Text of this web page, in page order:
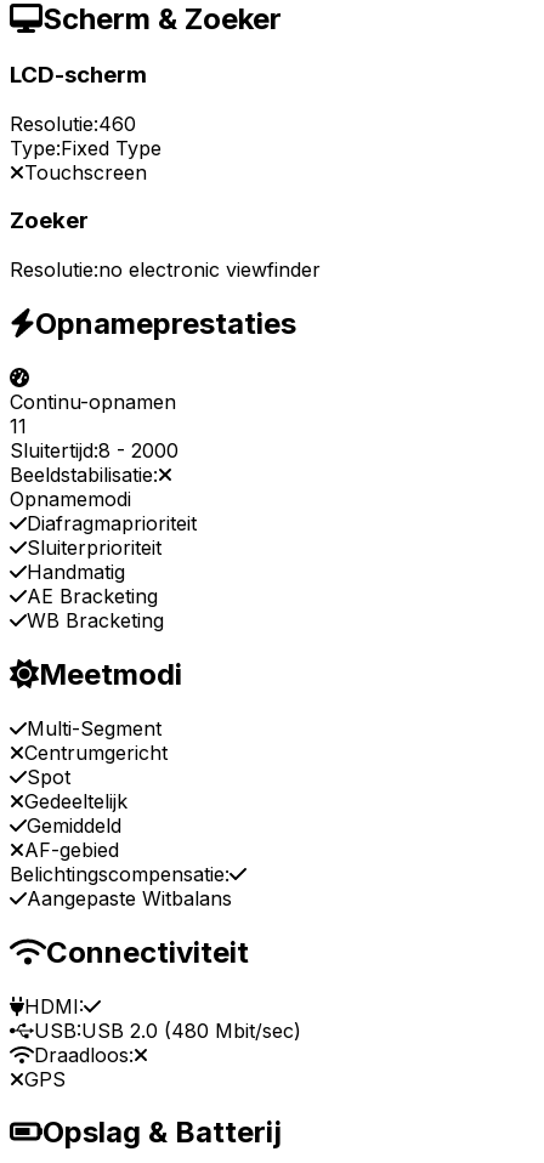
Scherm & Zoeker
LCD-scherm
Resolutie:460
Type:Fixed Type
Touchscreen
Zoeker
Resolutie:no electronic viewfinder
Opnameprestaties
Continu-opnamen
11
Sluitertijd:8 - 2000
Beeldstabilisatie:
Opnamemodi
Diafragmaprioriteit
Sluiterprioriteit
Handmatig
AE Bracketing
WB Bracketing
Meetmodi
Multi-Segment
Centrumgericht
Spot
Gedeeltelijk
Gemiddeld
AF-gebied
Belichtingscompensatie:
Aangepaste Witbalans
Connectiviteit
HDMI:
USB:USB 2.0 (480 Mbit/sec)
Draadloos:
GPS
Opslag & Batterij